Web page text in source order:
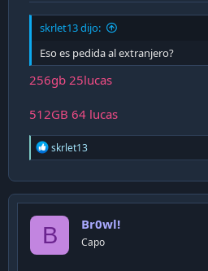
Dada mi ansiedad, empecé a
otras handheld hasta que
windows como SteamDeck,
drama.... LA DURACIÓN DE
Por este motivo vi que
Ally X dado que era la que
(obviamente por un precio
Muchos dirán "oye, pero
skrlet13 dijo:
Eso es pedida al extranjero?
256gb 25lucas
512GB 64 lucas
R
e
c
t
o
n
skrlet13
B Br0wl!
Capo